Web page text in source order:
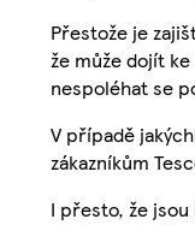
Přestože je
že může dojít
nespoléhat se
V případě
zákazníkům
I přesto, že